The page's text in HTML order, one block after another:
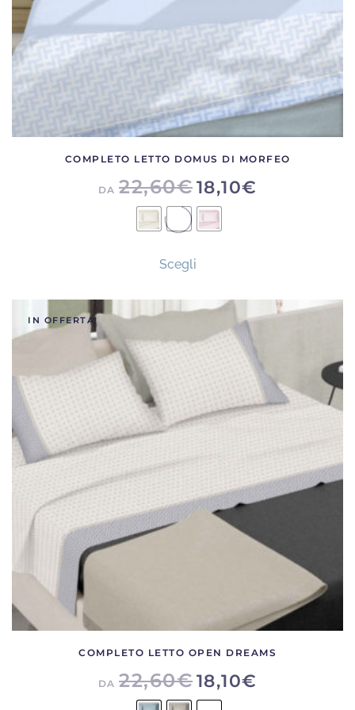
prodotto
COMPLETO LETTO DOMUS DI MORFEO
DA 22,60€18,10€
Scegliprodotto
più
varianti.
opzioni
possono
essere
pagina
del
prodotto
IN OFFERTA!
COMPLETO LETTO OPEN DREAMS
DA 22,60€18,10€